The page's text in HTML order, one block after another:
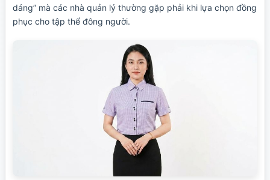
dáng” mà các nhà quản lý thường gặp phải khi lựa chọn đồng
phục cho tập thể đông người.